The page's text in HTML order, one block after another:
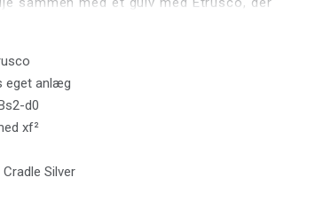
med LinoWall.
eget anlæg
d0
xf²
Silver